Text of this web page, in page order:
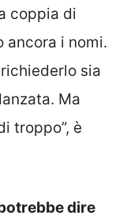
coppia di
ancora i nomi.
sia
Ma
troppo”, è
dire